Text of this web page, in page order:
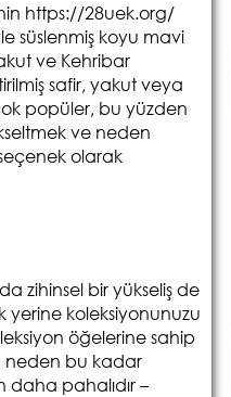
https://28uek.org/
süslenmiş koyu mavi
ve Kehribar
safir, yakut veya
popüler, bu yüzden
ve neden
olarak
zihinsel bir yükseliş de
yerine koleksiyonunuzu
öğelerine sahip
neden bu kadar
daha pahalıdır –